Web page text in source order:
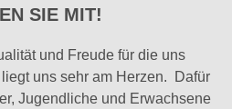
SIE MIT!
und Freude für die uns
uns sehr am Herzen. Dafür
Jugendliche und Erwachsene